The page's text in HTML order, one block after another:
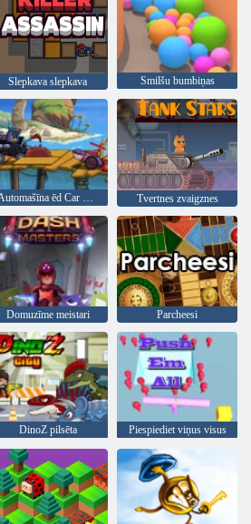
Slepkava slepkava Smilšu bumbiņas
Automašīna ēd Car Sea Adventure Tvertnes zvaigznes
Domuzīme meistari Parcheesi
DinoZ pilsēta Piespiediet viņus visus